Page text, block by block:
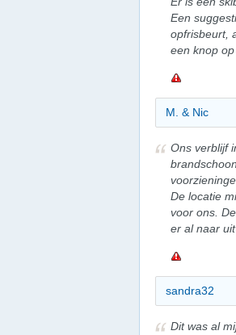
Een
opfrisbeurt,
een knop
M. & Nic
Ons verblijf
De locatie
voor ons.
er al naar
sandra32
Dit was al